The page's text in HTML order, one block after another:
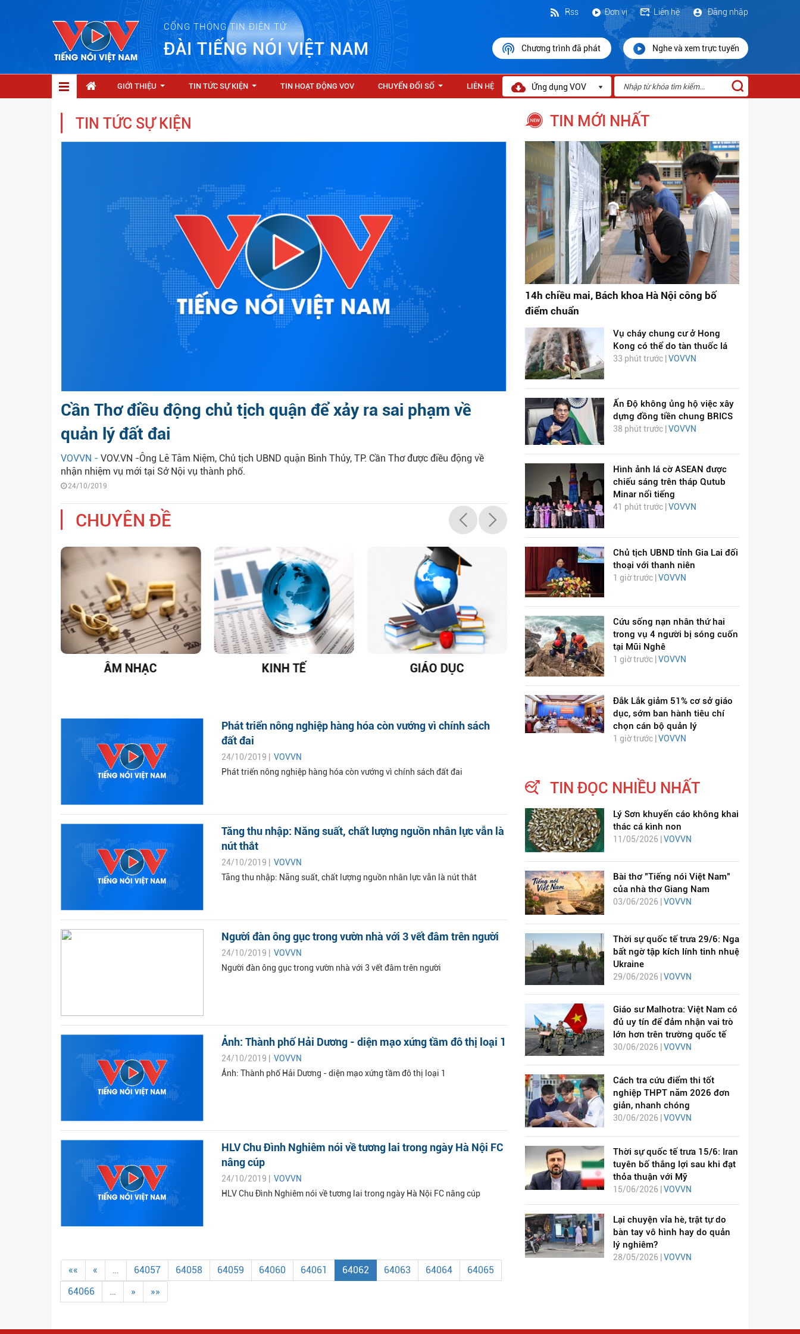
CỔNG THÔNG TIN ĐIỆN TỬ
ĐÀI TIẾNG NÓI VIỆT NAM
Đăng nhập
Liên hệ
Đơn vị
Rss
Chương trình đã phát Nghe và xem trực tuyến
GIỚI THIỆU TIN TỨC SỰ KIỆN TIN HOẠT ĐỘNG VOV CHUYỂN ĐỔI SỐ LIÊN HỆ Ứng dụng VOV
TIN TỨC SỰ KIỆN
Cần Thơ điều động chủ tịch quận để xảy ra sai phạm về
quản lý đất đai
VOVVN - VOV.VN -Ông Lê Tâm Niệm, Chủ tịch UBND quận Bình Thủy, TP. Cần Thơ được điều động về
nhận nhiệm vụ mới tại Sở Nội vụ thành phố.
24/10/2019
CHUYÊN ĐỀ
ÂM NHẠC KINH TẾ GIÁO DỤC
DỊCH VIÊM PHỔI COVID-
19
Phát triển nông nghiệp hàng hóa còn vướng vì chính sách
đất đai
24/10/2019 | VOVVN
Phát triển nông nghiệp hàng hóa còn vướng vì chính sách đất đai
Tăng thu nhập: Năng suất, chất lượng nguồn nhân lực vẫn là
nút thắt
24/10/2019 | VOVVN
Tăng thu nhập: Năng suất, chất lượng nguồn nhân lực vẫn là nút thắt
Người đàn ông gục trong vườn nhà với 3 vết đâm trên người
24/10/2019 | VOVVN
Người đàn ông gục trong vườn nhà với 3 vết đâm trên người
Ảnh: Thành phố Hải Dương - diện mạo xứng tầm đô thị loại 1
24/10/2019 | VOVVN
Ảnh: Thành phố Hải Dương - diện mạo xứng tầm đô thị loại 1
HLV Chu Đình Nghiêm nói về tương lai trong ngày Hà Nội FC
nâng cúp
24/10/2019 | VOVVN
HLV Chu Đình Nghiêm nói về tương lai trong ngày Hà Nội FC nâng cúp
«« « … 64057 64058 64059 64060 64061 64062 64063 64064
64065
64066
… » »»
TIN MỚI NHẤT
14h chiều mai, Bách khoa Hà Nội công bố
điểm chuẩn
Vụ cháy chung cư ở Hong
Kong có thể do tàn thuốc lá
33 phút trước | VOVVN
Ấn Độ không ủng hộ việc xây
dựng đồng tiền chung BRICS
38 phút trước | VOVVN
Hình ảnh lá cờ ASEAN được
chiếu sáng trên tháp Qutub
Minar nổi tiếng
41 phút trước | VOVVN
Chủ tịch UBND tỉnh Gia Lai đối
thoại với thanh niên
1 giờ trước | VOVVN
Cứu sống nạn nhân thứ hai
trong vụ 4 người bị sóng cuốn
tại Mũi Nghê
1 giờ trước | VOVVN
Đắk Lắk giảm 51% cơ sở giáo
dục, sớm ban hành tiêu chí
chọn cán bộ quản lý
1 giờ trước | VOVVN
TIN ĐỌC NHIỀU NHẤT
Lý Sơn khuyến cáo không khai
thác cá kình non
11/05/2026 | VOVVN
Bài thơ "Tiếng nói Việt Nam"
của nhà thơ Giang Nam
03/06/2026 | VOVVN
Thời sự quốc tế trưa 29/6: Nga
bất ngờ tập kích lính tinh nhuệ
Ukraine
29/06/2026 | VOVVN
Giáo sư Malhotra: Việt Nam có
đủ uy tín để đảm nhận vai trò
lớn hơn trên trường quốc tế
30/06/2026 | VOVVN
Cách tra cứu điểm thi tốt
nghiệp THPT năm 2026 đơn
giản, nhanh chóng
30/06/2026 | VOVVN
Thời sự quốc tế trưa 15/6: Iran
tuyên bố thắng lợi sau khi đạt
thỏa thuận với Mỹ
15/06/2026 |VOVVN
Lại chuyện vỉa hè, trật tự do
bàn tay vô hình hay do quản
lý nghiêm?
28/05/2026 |VOVVN